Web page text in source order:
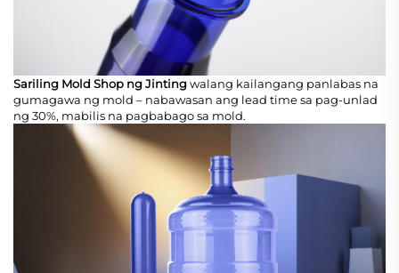
Sariling Mold Shop ng Jintingwalang kailangang panlabas na
gumagawa ng mold – nabawasan ang lead time sa pag-unlad
ng 30%, mabilis na pagbabago sa mold.